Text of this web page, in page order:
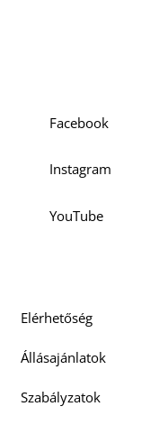
Facebook
Instagram
YouTube
Elérhetőség
Állásajánlatok
Szabályzatok